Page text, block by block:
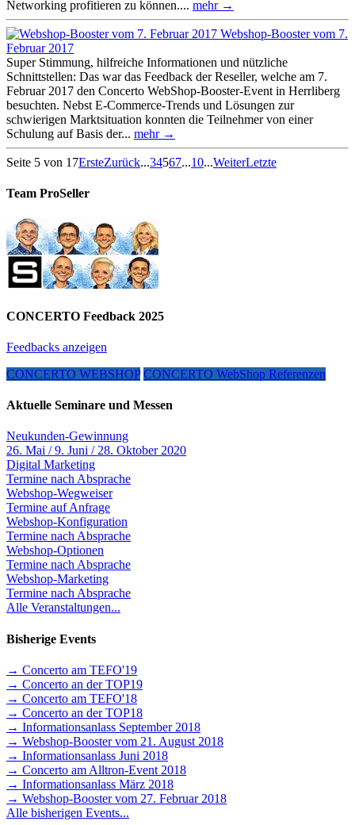
Networking profitieren zu können.... mehr →
Webshop-Booster vom 7.
Februar 2017
Super Stimmung, hilfreiche Informationen und nützliche
Schnittstellen: Das war das Feedback der Reseller, welche am 7.
Februar 2017 den Concerto WebShop-Booster-Event in Herrliberg
besuchten. Nebst E-Commerce-Trends und Lösungen zur
schwierigen Marktsituation konnten die Teilnehmer von einer
Schulung auf Basis der... mehr →
Seite 5 von 17ErsteZurück...34567...10...WeiterLetzte
Team ProSeller
CONCERTO Feedback 2025
Feedbacks anzeigen
CONCERTO WEBSHOP CONCERTO WebShop Referenzen
Aktuelle Seminare und Messen
Neukunden-Gewinnung
26. Mai / 9. Juni / 28. Oktober 2020
Digital Marketing
Termine nach Absprache
Webshop-Wegweiser
Termine auf Anfrage
Webshop-Konfiguration
Termine nach Absprache
Webshop-Optionen
Termine nach Absprache
Webshop-Marketing
Termine nach Absprache
Alle Veranstaltungen...
Bisherige Events
→ Concerto am TEFO'19
→ Concerto an der TOP19
→ Concerto am TEFO'18
→ Concerto an der TOP18
→ Informationsanlass September 2018
→ Webshop-Booster vom 21. August 2018
→ Informationsanlass Juni 2018
→ Concerto am Alltron-Event 2018
→ Informationsanlass März 2018
→ Webshop-Booster vom 27. Februar 2018
Alle bisherigen Events...